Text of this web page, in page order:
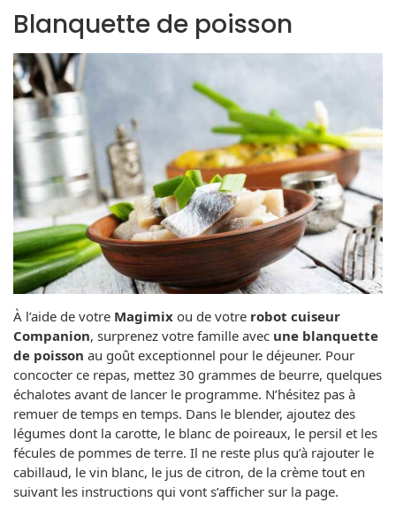
Blanquette de poisson
À l’aide de votre Magimix ou de votre robot cuiseur
Companion, surprenez votre famille avec une blanquette
de poisson au goût exceptionnel pour le déjeuner. Pour
concocter ce repas, mettez 30 grammes de beurre, quelques
échalotes avant de lancer le programme. N’hésitez pas à
remuer de temps en temps. Dans le blender, ajoutez des
légumes dont la carotte, le blanc de poireaux, le persil et les
fécules de pommes de terre. Il ne reste plus qu’à rajouter le
cabillaud, le vin blanc, le jus de citron, de la crème tout en
suivant les instructions qui vont s’afficher sur la page.